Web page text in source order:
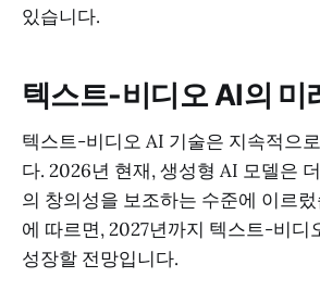
있습니다.
텍스트-비디오 AI의 미
텍스트-비디오 AI 기술은 지속적으
다. 2026년 현재, 생성형 AI 모델은
의 창의성을 보조하는 수준에 이르
에 따르면, 2027년까지 텍스트-비디
성장할 전망입니다.